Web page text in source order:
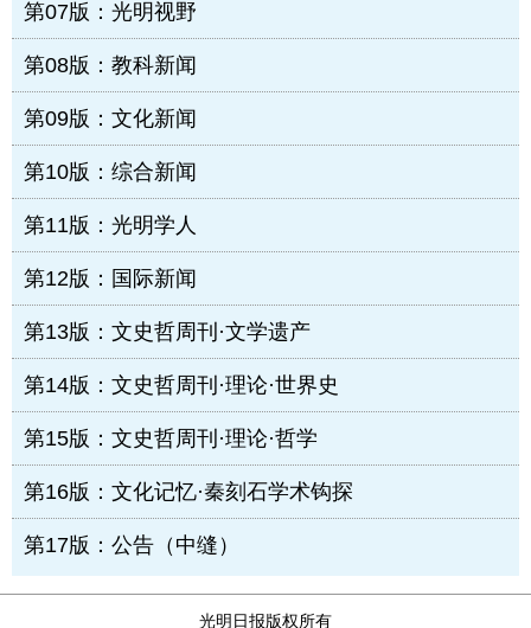
第07版：光明视野
第08版：教科新闻
第09版：文化新闻
第10版：综合新闻
第11版：光明学人
第12版：国际新闻
第13版：文史哲周刊·文学遗产
第14版：文史哲周刊·理论·世界史
第15版：文史哲周刊·理论·哲学
第16版：文化记忆·秦刻石学术钩探
第17版：公告（中缝）
光明日报版权所有